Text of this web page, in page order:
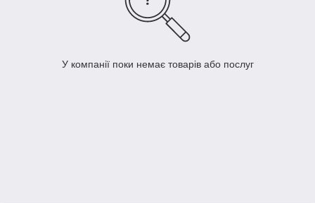
У компанії поки немає товарів або послуг